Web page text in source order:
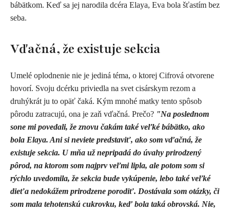
bábätkom. Keď sa jej narodila dcéra Elaya, Eva bola šťastím bez
seba.
Vďačná, že existuje sekcia
Umelé oplodnenie nie je jediná téma, o ktorej Cifrová otvorene
hovorí. Svoju dcérku priviedla na svet cisárskym rezom a
druhýkrát ju to opäť čaká. Kým mnohé matky tento spôsob
pôrodu zatracujú, ona je zaň vďačná. Prečo? "Na poslednom
sone mi povedali, že znovu čakám také veľké bábätko, ako
bola Elaya. Ani si neviete predstaviť, ako som vďačná, že
existuje sekcia. U mňa už nepripadá do úvahy prirodzený
pôrod, na ktorom som najprv veľmi lipla, ale potom som si
rýchlo uvedomila, že sekcia bude vykúpenie, lebo také veľké
dieťa nedokážem prirodzene porodiť. Dostávala som otázky, či
som mala tehotenskú cukrovku, keď bola taká obrovská. Nie,